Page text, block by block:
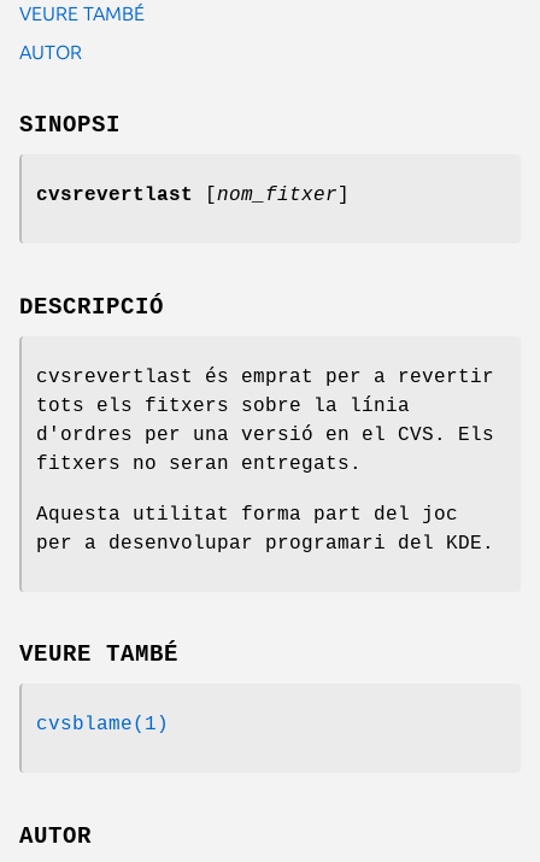
VEURE TAMBÉ
AUTOR
SINOPSI
cvsrevertlast nom_fitxer
DESCRIPCIÓ
cvsrevertlast és emprat per a revertir
tots els fitxers sobre la línia
d'ordres per una versió en el CVS. Els
fitxers no seran entregats.
Aquesta utilitat forma part del joc
per a desenvolupar programari del KDE.
VEURE TAMBÉ
cvsblame(1)
AUTOR